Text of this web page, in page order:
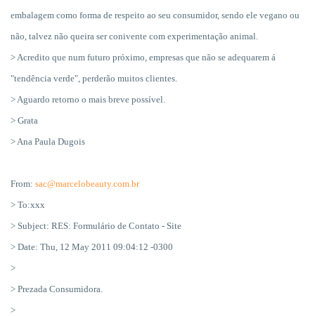
embalagem como forma de respeito ao seu consumidor, sendo ele vegano ou
não, talvez não queira ser conivente com experimentação animal.
> Acredito que num futuro próximo, empresas que não se adequarem á
"tendência verde", perderão muitos clientes.
> Aguardo retorno o mais breve possível.
> Grata
> Ana Paula Dugois
From: sac@marcelobeauty.com.br
> To:xxx
> Subject: RES: Formulário de Contato - Site
> Date: Thu, 12 May 2011 09:04:12 -0300
>
> Prezada Consumidora.
>